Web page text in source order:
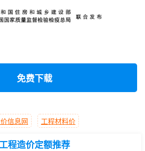
免费下载
信息网 工程材料价
工程造价定额推荐